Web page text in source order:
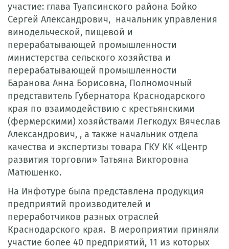
участие: глава Туапсинского района Бойко
Сергей Александрович, начальник управления
винодельческой, пищевой и
перерабатывающей промышленности
министерства сельского хозяйства и
перерабатывающей промышленности
Баранова Анна Борисовна, Полномочный
представитель Губернатора Краснодарского
края по взаимодействию с крестьянскими
(фермерскими) хозяйствами Легкодух Вячеслав
Александрович, , а также начальник отдела
качества и экспертизы товара ГКУ КК «Центр
развития торговли» Татьяна Викторовна
Матюшенко.
На Инфотуре была представлена продукция
предприятий производителей и
переработчиков разных отраслей
Краснодарского края. В мероприятии приняли
участие более 40 предприятий, 11 из которых